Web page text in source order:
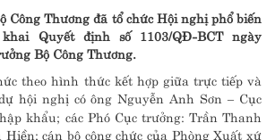
Công Thương đã tổ chức Hội nghị phổ biến
Quyết định số 1103/QĐ-BCT ngày
Bộ Công Thương.
theo hình thức kết hợp giữa trực tiếp và
hội nghị có ông Nguyễn Anh Sơn – Cục
khẩu; các Phó Cục trưởng: Trần Thanh
cán bộ công chức của Phòng Xuất xứ